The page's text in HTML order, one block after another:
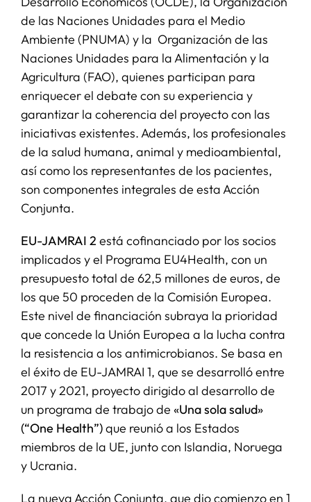
de las Naciones Unidades para el Medio
Ambiente (PNUMA) y la Organización de las
Naciones Unidades para la Alimentación y la
Agricultura (FAO), quienes participan para
enriquecer el debate con su experiencia y
garantizar la coherencia del proyecto con las
iniciativas existentes. Además, los profesionales
de la salud humana, animal y medioambiental,
así como los representantes de los pacientes,
son componentes integrales de esta Acción
Conjunta.
EU-JAMRAI 2 está cofinanciado por los socios
implicados y el Programa EU4Health, con un
presupuesto total de 62,5 millones de euros, de
los que 50 proceden de la Comisión Europea.
Este nivel de financiación subraya la prioridad
que concede la Unión Europea a la lucha contra
la resistencia a los antimicrobianos. Se basa en
el éxito de EU-JAMRAI 1, que se desarrolló entre
2017 y 2021, proyecto dirigido al desarrollo de
un programa de trabajo de «Una sola salud»
(“One Health”)que reunió a los Estados
miembros de la UE, junto con Islandia, Noruega
y Ucrania.
La nueva Acción Conjunta, que dio comienzo en 1